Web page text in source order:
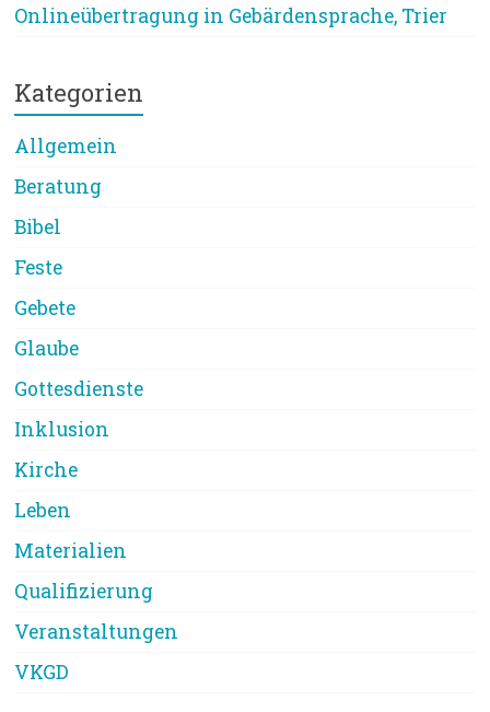
Onlineübertragung in Gebärdensprache, Trier
Kategorien
Allgemein
Beratung
Bibel
Feste
Gebete
Glaube
Gottesdienste
Inklusion
Kirche
Leben
Materialien
Qualifizierung
Veranstaltungen
VKGD